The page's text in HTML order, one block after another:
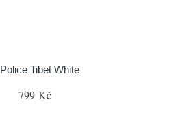
Police Tibet White
799 Kč